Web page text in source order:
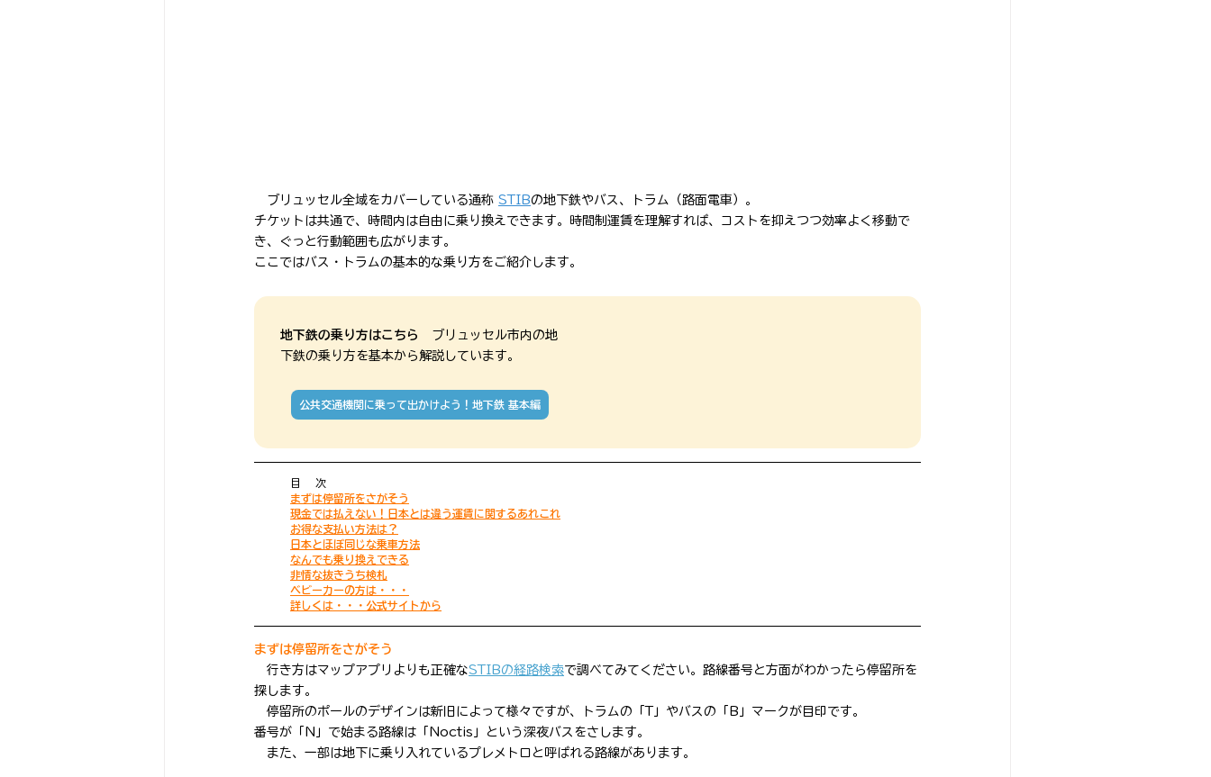
ブリュッセル全域をカバーしている通称 STIBの地下鉄やバス、トラム（路面電車）。
チケットは共通で、時間内は自由に乗り換えできます。時間制運賃を理解すれば、コストを抑えつつ効率よく移動で
き、ぐっと行動範囲も広がります。
ここではバス・トラムの基本的な乗り方をご紹介します。
地下鉄の乗り方はこちら
ブリュッセル市内の地
下鉄の乗り方を基本から解説しています。
公共交通機関に乗って出かけよう！地下鉄 基本編
目  次
まずは停留所をさがそう
現金では払えない！日本とは違う運賃に関するあれこれ
お得な支払い方法は？
日本とほぼ同じな乗車方法
なんでも乗り換えできる
非情な抜きうち検札
ベビーカーの方は・・・
詳しくは・・・公式サイトから
まずは停留所をさがそう
行き方はマップアプリよりも正確なSTIBの経路検索で調べてみてください。路線番号と方面がわかったら停留所を
探します。
停留所のポールのデザインは新旧によって様々ですが、トラムの「T」やバスの 「B」 マークが目印です。
番号が「N」で始まる路線は「Noctis」という深夜バスをさします。
また、一部は地下に乗り入れているプレメトロと呼ばれる路線があります。